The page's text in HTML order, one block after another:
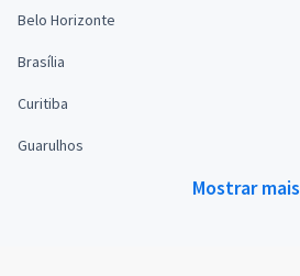
Belo Horizonte
Brasília
Curitiba
Guarulhos
Mostrar mais